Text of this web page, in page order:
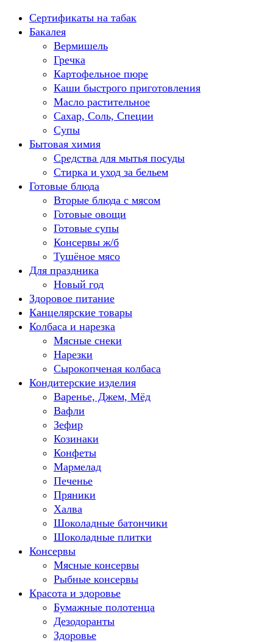
Перейти
содержанию
Сертификаты на табак
Бакалея
Вермишель
Гречка
Картофельное пюре
Каши быстрого приготовления
Масло растительное
Сахар, Соль, Специи
Супы
Бытовая химия
Средства для мытья посуды
Стирка и уход за бельем
Готовые блюда
Вторые блюда с мясом
Готовые овощи
Готовые супы
Консервы ж/б
Тушёное мясо
Для праздника
Новый год
Здоровое питание
Канцелярские товары
Колбаса и нарезка
Мясные снеки
Нарезки
Сырокопченая колбаса
Кондитерские изделия
Варенье, Джем, Мёд
Вафли
Зефир
Козинаки
Конфеты
Мармелад
Печенье
Пряники
Халва
Шоколадные батончики
Шоколадные плитки
Консервы
Мясные консервы
Рыбные консервы
Красота и здоровье
Бумажные полотенца
Дезодоранты
Здоровье